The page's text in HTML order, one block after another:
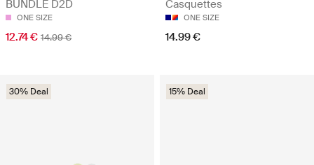
BUNDLE D2D
ONE SIZE
12.74 € 14.99 €
Casquettes
ONE SIZE
14.99 €
30% Deal 15% Deal